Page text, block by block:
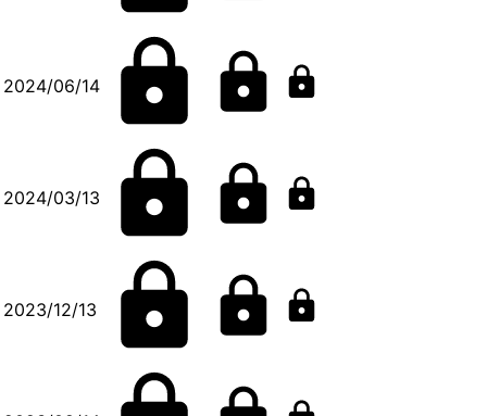
2024/06/14
2024/03/13
2023/12/13